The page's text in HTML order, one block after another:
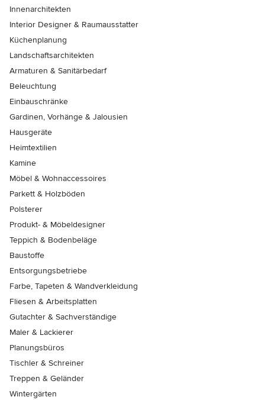
Innenarchitekten
Interior Designer & Raumausstatter
Küchenplanung
Landschaftsarchitekten
Armaturen & Sanitärbedarf
Beleuchtung
Einbauschränke
Gardinen, Vorhänge & Jalousien
Hausgeräte
Heimtextilien
Kamine
Möbel & Wohnaccessoires
Parkett & Holzböden
Polsterer
Produkt- & Möbeldesigner
Teppich & Bodenbeläge
Baustoffe
Entsorgungsbetriebe
Farbe, Tapeten & Wandverkleidung
Fliesen & Arbeitsplatten
Gutachter & Sachverständige
Maler & Lackierer
Planungsbüros
Tischler & Schreiner
Treppen & Geländer
Wintergärten